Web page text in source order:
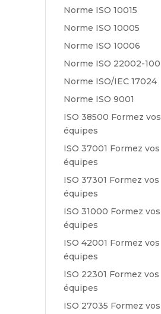
Norme ISO 10015
Norme ISO 10005
Norme ISO 10006
Norme ISO 22002-100
Norme ISO/IEC 17024
Norme ISO 9001
ISO 38500 Formez vos
équipes
ISO 37001 Formez vos
équipes
ISO 37301 Formez vos
équipes
ISO 31000 Formez vos
équipes
ISO 42001 Formez vos
équipes
ISO 22301 Formez vos
équipes
ISO 27035 Formez vos